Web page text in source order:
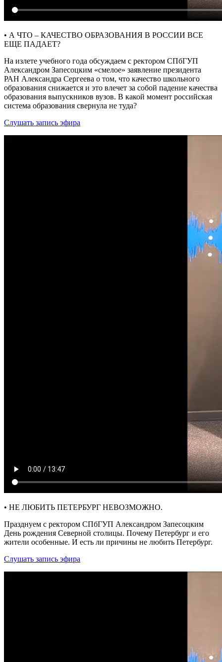
• А ЧТО – КАЧЕСТВО ОБРАЗОВАНИЯ В РОССИИ ВСЕ
ЕЩЕ ПАДАЕТ?
На излете учебного года обсуждаем с ректором СПбГУП
Александром Запесоцким «смелое» заявление президента
РАН Александра Сергеева о том, что качество школьного
образования снижается и это влечет за собой падение качества
образования выпускников вузов. В какой момент российская
система образования свернула не туда?
Слушать запись эфира
• НЕ ЛЮБИТЬ ПЕТЕРБУРГ НЕВОЗМОЖНО.
Празднуем с ректором СПбГУП Александром Запесоцким
День рождения Северной столицы. Почему Петербург и его
жители особенные. И есть ли причины не любить Петербург.
Слушать запись эфира